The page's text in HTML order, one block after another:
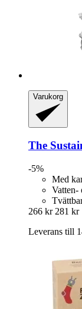
Varukorg
The
-5%
Med
Vatten-
266 kr 281 kr
Leverans till